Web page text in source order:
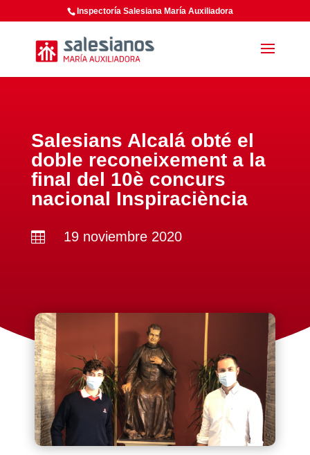
Inspectoría Salesiana María Auxiliadora
Salesians Alcalá obté el
doble reconeixement a la
final del 10è concurs
nacional Inspiraciència
 19 noviembre 2020